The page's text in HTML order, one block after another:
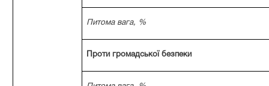
Питома вага, %
Проти громадської безпеки